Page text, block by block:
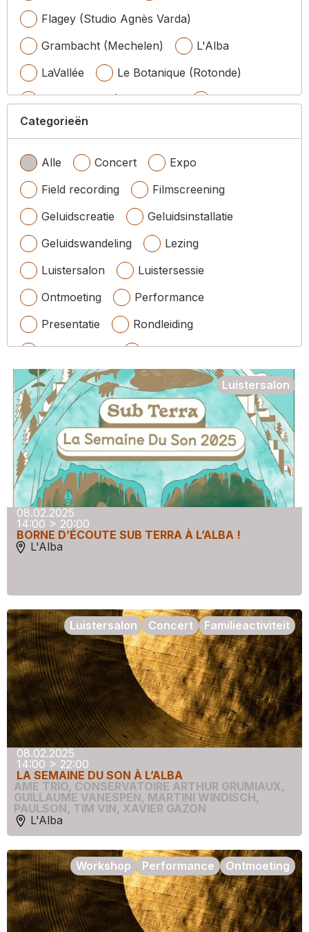
Flagey (Studio Agnès Varda)
Grambacht (Mechelen)
L'Alba
LaVallée
Le Botanique (Rotonde)
Le Botanique (Witloof Bar)
Le Brass
Maison Poème
MIM (Foyer Mahillon)
Muziekinstrumentenmuseum (Foyer
Mahillon)
Namur
Onze-Lieve-Vrouw van Goede Bijstandkerk
Q-O2
Studio Thor
Categorieën
Alle Concert
Expo
Field recording
Filmscreening
Geluidscreatie
Geluidsinstallatie
Geluidswandeling
Lezing
Luistersalon
Luistersessie
Ontmoeting
Performance
Presentatie
Rondleiding
Voor scholen
Workshop
08.02.2025
14:00 > 20:00
BORNE D’ÉCOUTE SUB TERRA À L’ALBA !
L'Alba
Luistersalon
08.02.2025
14:00 > 22:00
LA SEMAINE DU SON À L’ALBA
AME TRIO, CONSERVATOIRE ARTHUR GRUMIAUX,
GUILLAUME VANESPEN, MARTINI WINDISCH,
PAULSON, TIM VIN, XAVIER GAZON
L'Alba
Familieactiviteit
Concert
Luistersalon
Ontmoeting
Performance
Workshop